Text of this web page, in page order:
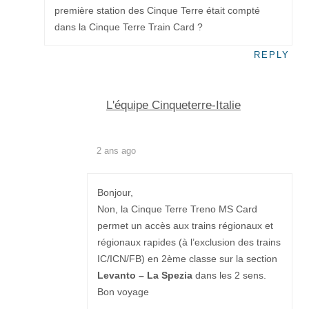
première station des Cinque Terre était compté
dans la Cinque Terre Train Card ?
REPLY
L'équipe Cinqueterre-Italie
2 ans ago
Bonjour,
Non, la Cinque Terre Treno MS Card
permet un accès aux trains régionaux et
régionaux rapides (à l’exclusion des trains
IC/ICN/FB) en 2ème classe sur la section
Levanto – La Spezia dans les 2 sens.
Bon voyage